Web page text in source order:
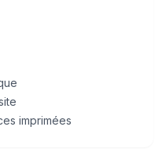
imprimées